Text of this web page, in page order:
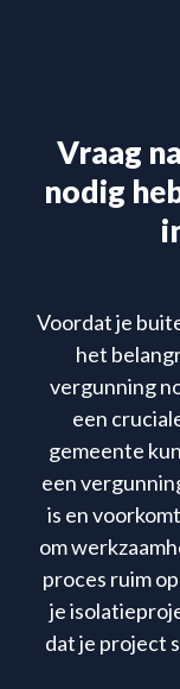
Vraag
nodig
Voordat je
het
vergunning
een
gemeente
een
is en
om
proces ruim
je
dat je project